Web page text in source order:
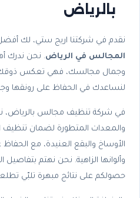
بالرياض
نقدم في شركتنا اريج ستي، لك
المجالس في الرياض. نحن ندرك
وجمال مجالسك، فهي تعكس ذوقك
لنساعدك في الحفاظ على رونقها
في شركة تنظيف مجالس بالرياض،
والمعدات المتطورة لضمان تنظيف
الأوساخ والبقع العنيدة، مع
وألوانها الزاهية. نحن نهتم
حصولكم على نتائج مبهرة تلبّي